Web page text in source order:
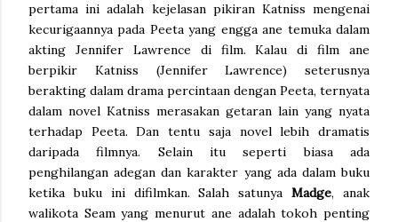
pertama ini adalah kejelasan pikiran Katniss mengenai
kecurigaannya pada Peeta yang engga ane temuka dalam
akting Jennifer Lawrence di film. Kalau di film ane
berpikir Katniss (Jennifer Lawrence) seterusnya
berakting dalam drama percintaan dengan Peeta, ternyata
dalam novel Katniss merasakan getaran lain yang nyata
terhadap Peeta. Dan tentu saja novel lebih dramatis
daripada filmnya. Selain itu seperti biasa ada
penghilangan adegan dan karakter yang ada dalam buku
ketika buku ini difilmkan. Salah satunyaMadge, anak
walikota Seam yang menurut ane adalah tokoh penting